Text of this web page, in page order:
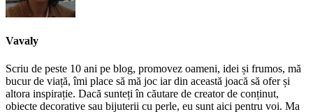
Vavaly
Scriu de peste 10 ani pe blog, promovez oameni, idei și frumos, mă
bucur de viață, îmi place să mă joc iar din această joacă să ofer și
altora inspirație. Dacă sunteți în căutare de creator de conținut,
obiecte decorative sau bijuterii cu perle, eu sunt aici pentru voi. Ma